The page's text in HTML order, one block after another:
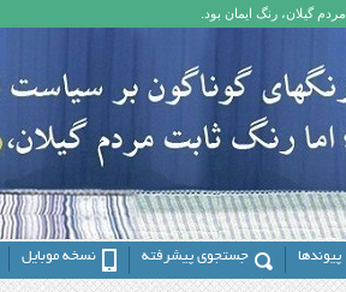
گیلان، رنگ ایمان بود.
پیوندها جستجوی پیشرفته نسخه موبایل